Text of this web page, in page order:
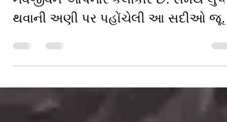
આશિષ કંસારા લુપ્ત થતી રોગાન કલાને
નવજીવન આપનાર કલાકાર છે. સમયે લુપ્ત
થવાની અણી પર પહોંચેલી આ સદીઓ જૂની
રોગાન કલાને ફરીથી જીવંત કરવાનો શ્રેય
કચ્છના માધાપર ગામના આશિષ શાંતિલાલ
કંસારાને જાય છે.